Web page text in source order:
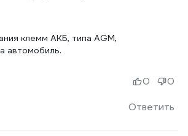
клемм АКБ, типа AGM,
автомобиль.
Ответить
0 0